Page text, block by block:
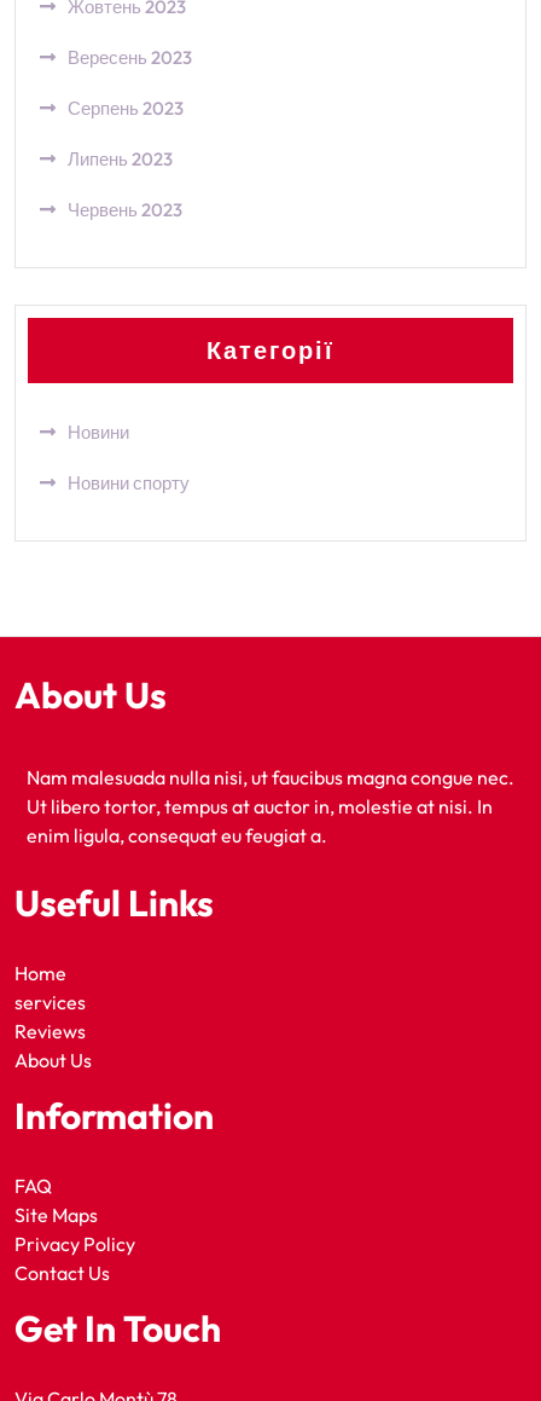
Жовтень 2023
Вересень 2023
Серпень 2023
Липень 2023
Червень 2023
Категорії
Новини
Новини спорту
About Us
Nam malesuada nulla nisi, ut faucibus magna congue nec.
Ut libero tortor, tempus at auctor in, molestie at nisi. In
enim ligula, consequat eu feugiat a.
Useful Links
Home
services
Reviews
About Us
Information
FAQ
Site Maps
Privacy Policy
Contact Us
Get In Touch